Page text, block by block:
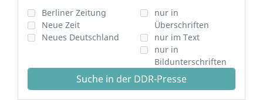
Berliner Zeitung
Neue Zeit
Neues Deutschland
nur in
Überschriften
nur im Text
nur in
Bildunterschriften
Suche in der DDR-Presse